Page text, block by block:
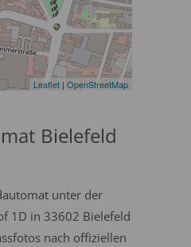
Leaflet | OpenStreetMap
Bielefeld
unter der
1D in 33602 Bielefeld
nach offiziellen